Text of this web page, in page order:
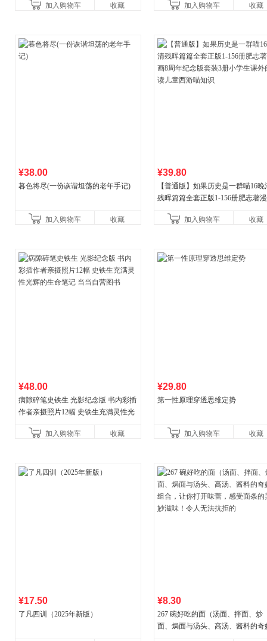
加入购物车 收藏 加入购物车 收藏
¥38.00
暮色将尽(一份诙谐坦荡的老年手记)
加入购物车 收藏
¥39.80
【普通版】如果历史是一群喵16晚
残晖篇篇全套正版1-156册肥志著
儿童西游喵知识
加入购物车 收藏
¥48.00
病隙碎笔史铁生 光影纪念版 书内彩插
作者亲摄照片12幅 史铁生充满灵性光
加入购物车
收藏
¥29.80
第一性原理穿透思维定势
加入购物车 收藏
¥17.50
了凡四训（2025年新版）
¥8.30
267 碗好吃的面（汤面、拌面、炒
面、焗面与汤头、高汤、酱料的奇